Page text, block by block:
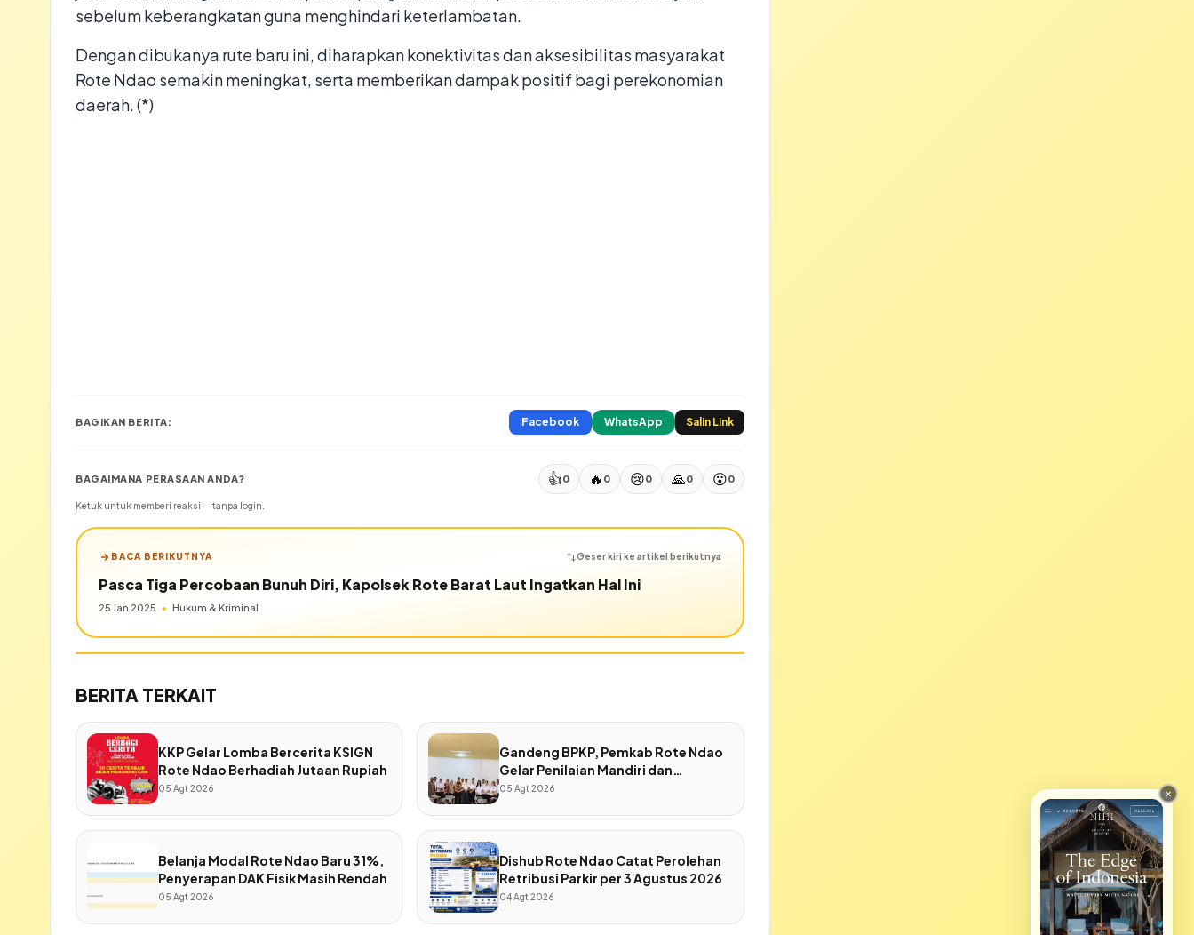
sebelum keberangkatan guna menghindari keterlambatan.
Dengan dibukanya rute baru ini, diharapkan konektivitas dan aksesibilitas masyarakat
Rote Ndao semakin meningkat, serta memberikan dampak positif bagi perekonomian
daerah. (*)
BAGIKAN BERITA: Facebook WhatsApp Salin Link
BAGAIMANA PERASAAN ANDA? 👍0 🔥 0 😢0 🙏0 😮0
Ketuk untuk memberi reaksi — tanpa login.
BACA BERIKUTNYA Geser kiri ke artikel berikutnya
Pasca Tiga Percobaan Bunuh Diri, Kapolsek Rote Barat Laut Ingatkan Hal Ini
25 Jan 2025 • Hukum & Kriminal
BERITA TERKAIT
KKP Gelar Lomba Bercerita KSIGN
Rote Ndao Berhadiah Jutaan Rupiah
05 Agt 2026
Gandeng BPKP, Pemkab Rote Ndao
Gelar Penilaian Mandiri dan
Penjaminan Kualitas SPIP
05 Agt 2026
Belanja Modal Rote Ndao Baru 31%,
Penyerapan DAK Fisik Masih Rendah
05 Agt 2026
Dishub Rote Ndao Catat Perolehan
Retribusi Parkir per 3 Agustus 2026
04 Agt 2026